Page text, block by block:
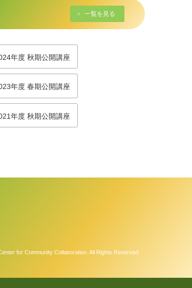
一覧を見る
年度 秋期公開講座
年度 春期公開講座
年度 秋期公開講座
for Community Collaboration. All Rights Reserved.